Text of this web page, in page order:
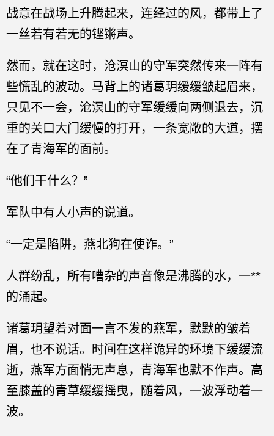
战意在战场上升腾起来，连经过的风，都带上了
一丝若有若无的铿锵声。
然而，就在这时，沧溟山的守军突然传来一阵有
些慌乱的波动。马背上的诸葛玥缓缓皱起眉来，
只见不一会，沧溟山的守军缓缓向两侧退去，沉
重的关口大门缓慢的打开，一条宽敞的大道，摆
在了青海军的面前。
“他们干什么？”
军队中有人小声的说道。
“一定是陷阱，燕北狗在使诈。”
人群纷乱，所有嘈杂的声音像是沸腾的水，一**
的涌起。
诸葛玥望着对面一言不发的燕军，默默的皱着
眉，也不说话。时间在这样诡异的环境下缓缓流
逝，燕军方面悄无声息，青海军也默不作声。高
至膝盖的青草缓缓摇曳，随着风，一波浮动着一
波。